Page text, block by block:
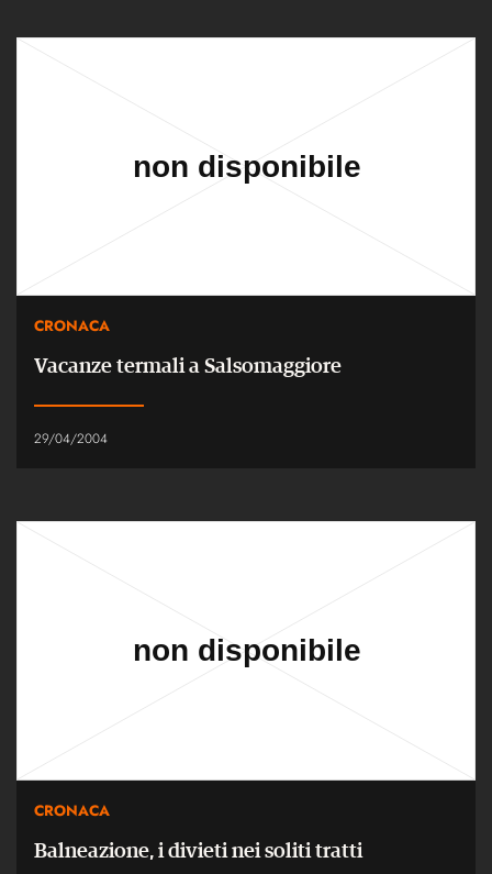
CRONACA
Vacanze termali a Salsomaggiore
29/04/2004
CRONACA
Balneazione, i divieti nei soliti tratti